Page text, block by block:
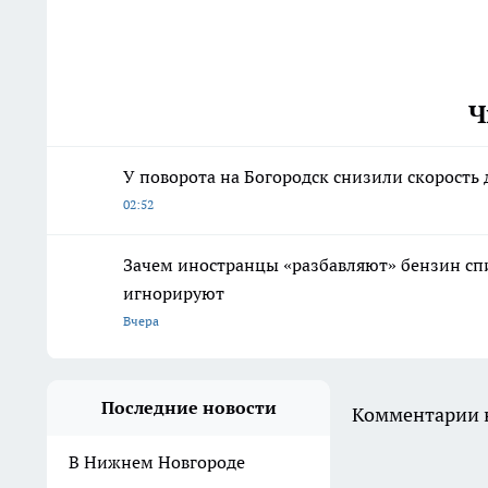
У поворота на Богородск снизили
02:52
Зачем иностранцы «разбавляют» бензин
игнорируют
Вчера
Последние новости
В Нижнем Новгороде
Комментарии